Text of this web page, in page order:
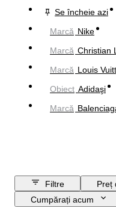
Se încheie azi
Marcă Nike
Marcă Christian
Marcă Louis
Obiect Adidaşi
Marcă
Filtre
Preț
Cumpărați acum